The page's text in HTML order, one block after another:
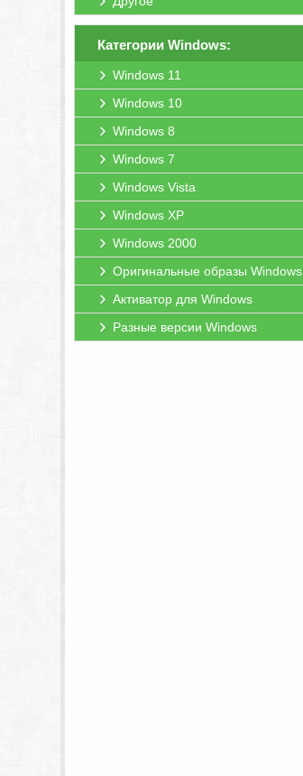
Категории Windows:
Windows 11
Windows 10
Windows 8
Windows 7
Windows Vista
Windows XP
Windows 2000
Оригинальные образы Windows
Активатор для Windows
Разные версии Windows